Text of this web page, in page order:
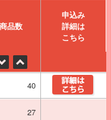
商品数
申込み
詳細は
こちら
40
27